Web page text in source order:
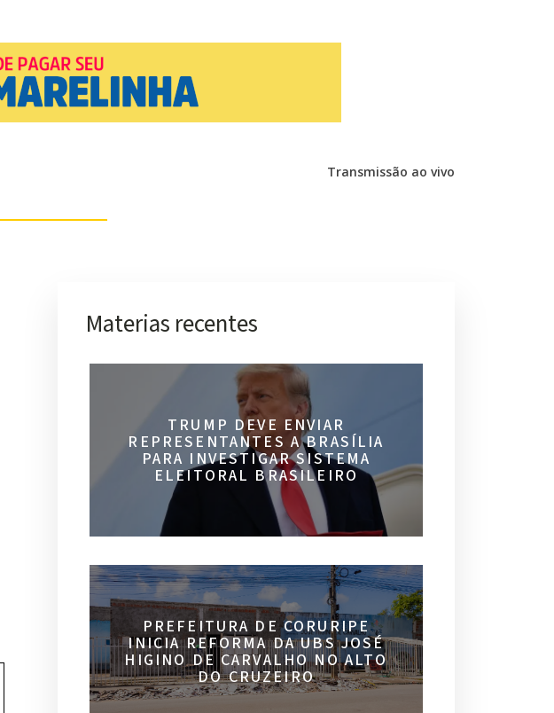
Transmissão ao vivo
Materias recentes
TRUMP DEVE ENVIAR
REPRESENTANTES A BRASÍLIA
PARA INVESTIGAR SISTEMA
ELEITORAL BRASILEIRO
PREFEITURA DE CORURIPE
INICIA REFORMA DA UBS JOSÉ
HIGINO DE CARVALHO NO ALTO
DO CRUZEIRO